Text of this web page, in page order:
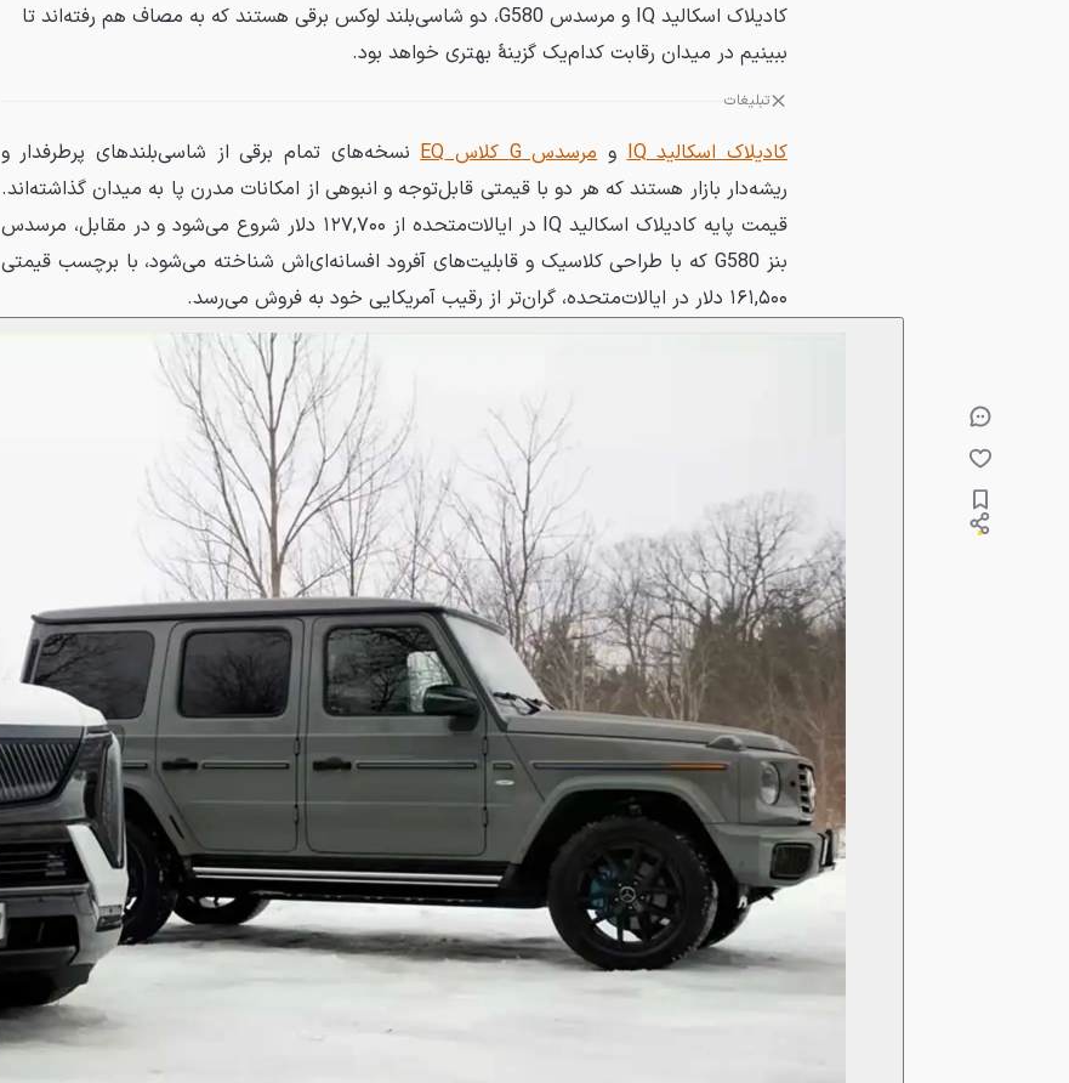
کادیلاک اسکالید IQ و مرسدس G580، دو شاسی‌بلند لوکس برقی هستند که به مصاف هم رفته‌اند تا
ببینیم در میدان رقابت کدام‌یک گزینهٔ بهتری خواهد بود.
تبلیغات
کادیلاک اسکالید IQ ومرسدس G کلاس EQ
نسخه‌های تمام برقی از شاسی‌بلندهای پرطرفدار و
ریشه‌دار بازار هستند که هر دو با قیمتی قابل‌توجه و انبوهی از امکانات مدرن پا به میدان گذاشته‌اند.
قیمت پایه کادیلاک اسکالید IQ در ایالات‌متحده از ۱۲۷,۷۰۰ دلار شروع می‌شود و در مقابل، مرسدس
بنز G580 که با طراحی کلاسیک و قابلیت‌های آفرود افسانه‌ای‌اش شناخته می‌شود، با برچسب قیمتی
۱۶۱,۵۰۰ دلار در ایالات‌متحده، گران‌تر از رقیب آمریکایی خود به فروش می‌رسد.